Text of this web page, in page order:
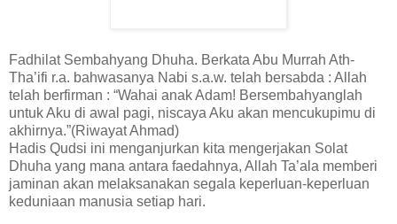
Fadhilat Sembahyang Dhuha. Berkata Abu Murrah Ath-
Tha’ifi r.a. bahwasanya Nabi s.a.w. telah bersabda : Allah
telah berfirman : “Wahai anak Adam! Bersembahyanglah
untuk Aku di awal pagi, niscaya Aku akan mencukupimu di
akhirnya.”(Riwayat Ahmad)
Hadis Qudsi ini menganjurkan kita mengerjakan Solat
Dhuha yang mana antara faedahnya, Allah Ta’ala memberi
jaminan akan melaksanakan segala keperluan-keperluan
keduniaan manusia setiap hari.